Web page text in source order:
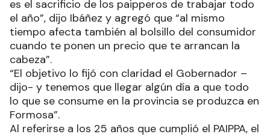
es el sacrificio de los paipperos de trabajar todo
el año”, dijo Ibáñez y agregó que “al mismo
tiempo afecta también al bolsillo del consumidor
cuando te ponen un precio que te arrancan la
cabeza”.
“El objetivo lo fijó con claridad el Gobernador –
dijo- y tenemos que llegar algún día a que todo
lo que se consume en la provincia se produzca en
Formosa”.
Al referirse a los 25 años que cumplió el PAIPPA, el